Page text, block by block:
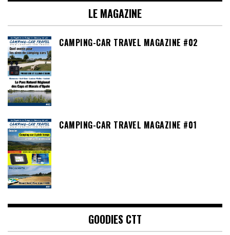
LE MAGAZINE
CAMPING-CAR TRAVEL MAGAZINE #02
CAMPING-CAR TRAVEL MAGAZINE #01
GOODIES CTT